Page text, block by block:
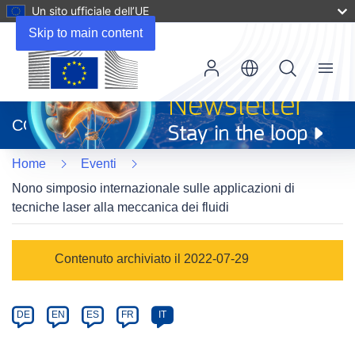
Skip to main content
Un sito ufficiale dell’UE
apre
in
una
nuova
finestra)
CORDIS
Menu
Home
Eventi
Nono simposio internazionale sulle applicazioni di
tecniche laser alla meccanica dei fluidi
category
Contenuto archiviato il 2022-07-29
Article
available
DE EN ES FR IT